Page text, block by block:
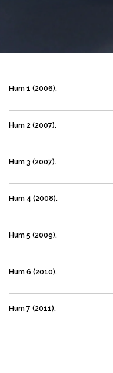
Hum 1 (2006).
Hum 2 (2007).
Hum 3 (2007).
Hum 4 (2008).
Hum 5 (2009).
Hum 6 (2010).
Hum 7 (2011).